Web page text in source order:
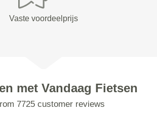
Vaste voordeelprijs
met Vandaag Fietsen
7725 customer reviews